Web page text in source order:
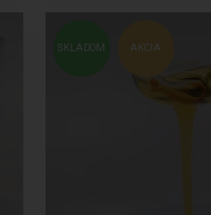
AKCIA
SKLADOM